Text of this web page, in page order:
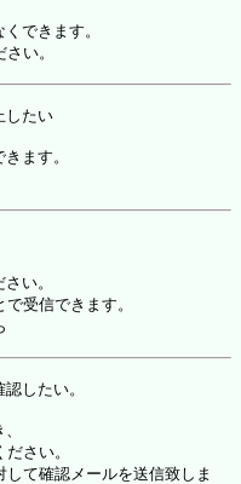
できます。
い。
したい
ます。
い。
受信できます。
したい。
さい。
て確認メールを送信致しま